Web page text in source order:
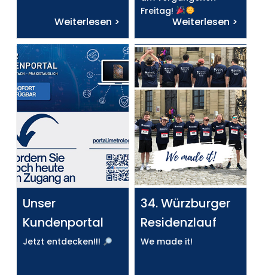
Weiterlesen >
Freitag!
Weiterlesen >
Unser
Kundenportal
Jetzt entdecken!!!
34. Würzburger
Residenzlauf
We made it!